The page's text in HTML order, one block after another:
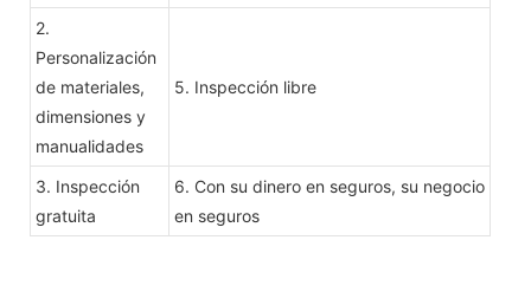
2.
Personalización
de materiales,
dimensiones y
manualidades
5. Inspección libre
3. Inspección
gratuita
6. Con su dinero en seguros, su negocio
en seguros